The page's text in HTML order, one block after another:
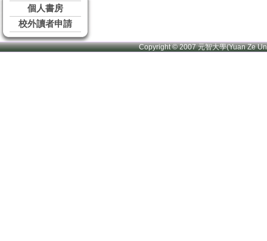
個人書房
校外讀者申請
Copyright © 2007 元智大學(Yuan Ze